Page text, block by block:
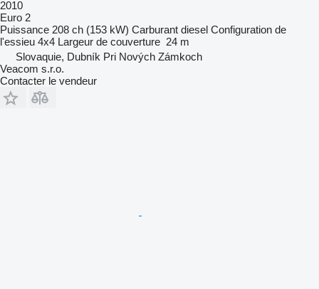
2010
Euro 2
Puissance 208 ch (153 kW) Carburant diesel Configuration de
l'essieu 4x4 Largeur de couverture 24 m
Slovaquie, Dubník Pri Nových Zámkoch
Veacom s.r.o.
Contacter le vendeur